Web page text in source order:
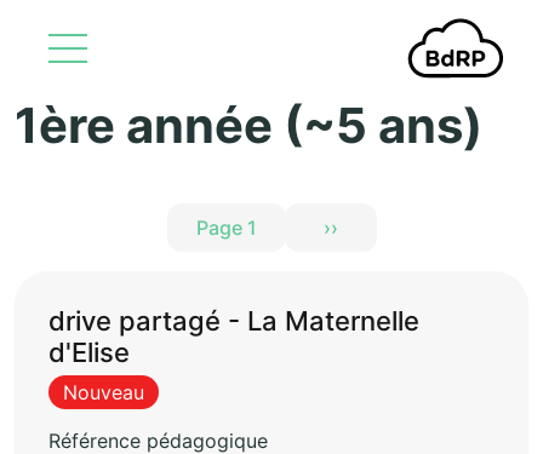
Aller au contenu principal
1ère année (~5 ans)
Page 1 ››
drive partagé - La Maternelle
d'Elise
Nouveau
Référence pédagogique